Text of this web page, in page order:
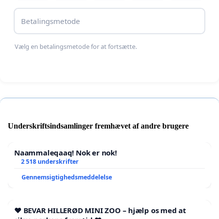
Argumenter for et længere tidsrum hvor det er
ÅBNINGSTIDER
Sønderjylland, for butikker på Perlegade, er
Betalingsmetode
Vælg en betalingsmetode for at fortsætte.
Underskriftsindsamlinger fremhævet af andre brugere
Naammaleqaaq! Nok er nok!
2 518 underskrifter
Gennemsigtighedsmeddelelse
❤️ BEVAR HILLERØD MINI ZOO – hjælp os med at